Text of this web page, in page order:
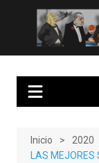
contenido
Crítica
Inicio 2020
LAS MEJORES